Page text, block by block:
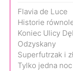
Flavia de Luce
Historie
Koniec Ulicy
Odzyskany
Superfutrzak i
Tylko jedna noc